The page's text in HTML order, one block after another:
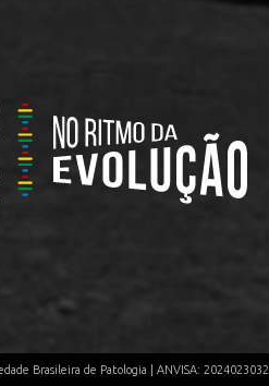
Brasileira de Patologia | ANVISA: 2024023032